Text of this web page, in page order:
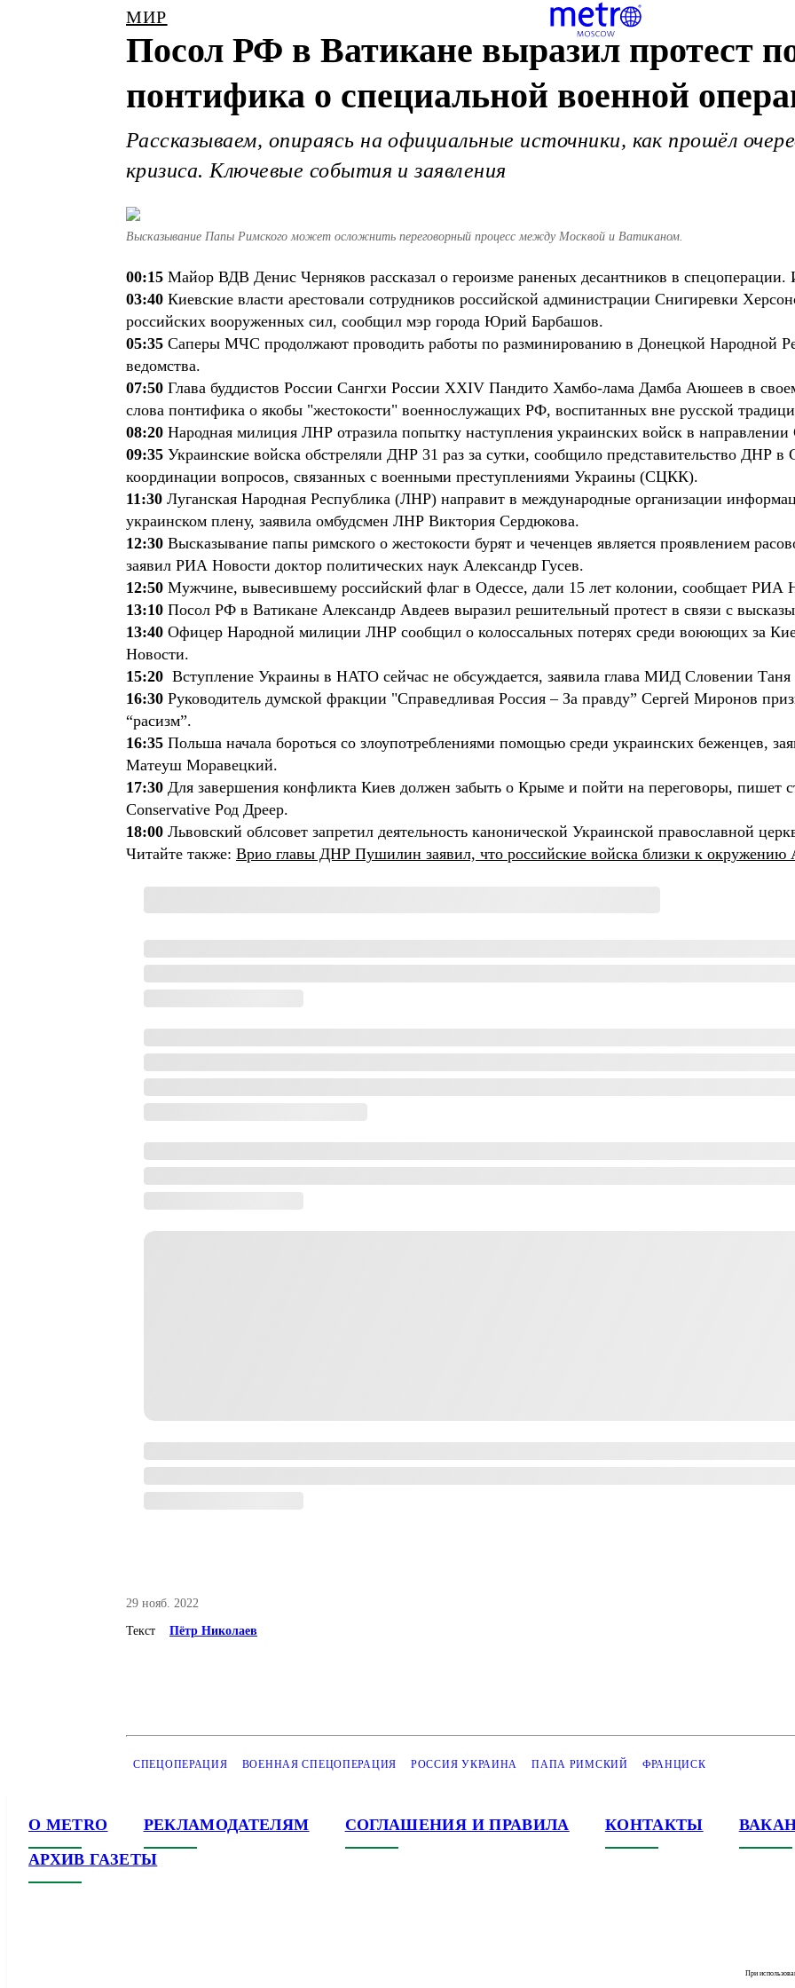
МИР
Посол РФ в Ватикане выразил протест
понтифика о специальной военной
Рассказываем, опираясь на официальные источники, как прошёл
кризиса. Ключевые события и заявления
Высказывание Папы Римского может осложнить переговорный процесс между Москвой и Ватиканом.
00:15 Майор ВДВ Денис Черняков рассказал о героизме раненых десантников в
03:40 Киевские власти арестовали сотрудников российской администрации Снигиревки
российских вооруженных сил, сообщил мэр города Юрий Барбашов.
05:35 Саперы МЧС продолжают проводить работы по разминированию в Донецкой Народной
ведомства.
07:50 Глава буддистов России Сангхи России XXIV Пандито Хамбо-лама Дамба Аюшеев в
слова понтифика о якобы "жестокости" военнослужащих РФ, воспитанных вне русской
08:20 Народная милиция ЛНР отразила попытку наступления украинских войск в
09:35 Украинские войска обстреляли ДНР 31 раз за сутки, сообщило представительство ДНР
координации вопросов, связанных с военными преступлениями Украины (СЦКК).
11:30 Луганская Народная Республика (ЛНР) направит в международные организации
украинском плену, заявила омбудсмен ЛНР Виктория Сердюкова.
12:30 Высказывание папы римского о жестокости бурят и чеченцев является проявлением
заявил РИА Новости доктор политических наук Александр Гусев.
12:50 Мужчине, вывесившему российский флаг в Одессе, дали 15 лет колонии, сообщает РИА
13:10 Посол РФ в Ватикане Александр Авдеев выразил решительный протест в связи с
13:40 Офицер Народной милиции ЛНР сообщил о колоссальных потерях среди воюющих за
Новости.
15:20 Вступление Украины в НАТО сейчас не обсуждается, заявила глава МИД Словении
16:30 Руководитель думской фракции "Справедливая Россия – За правду” Сергей Миронов
“расизм”.
16:35 Польша начала бороться со злоупотреблениями помощью среди украинских беженцев,
Матеуш Моравецкий.
17:30 Для завершения конфликта Киев должен забыть о Крыме и пойти на переговоры, пишет
Conservative Род Дреер.
18:00 Львовский облсовет запретил деятельность канонической Украинской православной
Читайте также: Врио главы ДНР Пушилин заявил, что российские войска близки к окружению
29 нояб. 2022
Текст Пётр Николаев
СПЕЦОПЕРАЦИЯ ВОЕННАЯ СПЕЦОПЕРАЦИЯ РОССИЯ УКРАИНА ПАПА РИМСКИЙ ФРАНЦИСК
О METRO РЕКЛАМОДАТЕЛЯМ СОГЛАШЕНИЯ И ПРАВИЛА КОНТАКТЫ
АРХИВ ГАЗЕТЫ
При